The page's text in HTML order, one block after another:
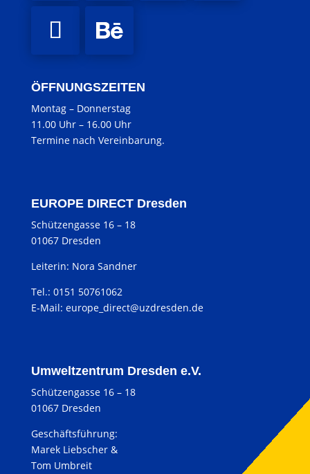
ÖFFNUNGSZEITEN
Montag –Donnerstag
11.00 Uhr –16.00 Uhr
Termine nach Vereinbarung.
EUROPE DIRECT Dresden
Schützengasse 16 – 18
01067 Dresden
Leiterin: Nora Sandner
Tel.: 0151 50761062
E-Mail: europe_direct@uzdresden.de
Umweltzentrum Dresden e.V.
Schützengasse 16 – 18
01067 Dresden
Geschäftsführung:
Marek Liebscher &
Tom Umbreit